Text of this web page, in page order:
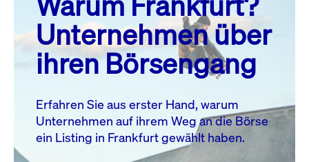
MO. DI. MI. DO. FR. SA. SO.
1
2
3
4 5 6 7 8
10 11 13 14
17
18 19 20 21 22
23
27 28
Unternehmen über
ihren Börsengang
Erfahren Sie aus erster Hand, warum
Unternehmen auf ihrem Weg an die Börse
ein Listing in Frankfurt gewählt haben.